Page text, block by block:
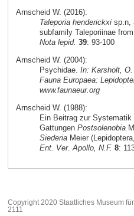
Arnscheid W. (2016):
Taleporia henderickxisp.n,
subfamily Taleporiinae
Nota lepid. 39: 93-100
Arnscheid W. (2004):
Psychidae. In: Karsholt,
Fauna Europaea:
www.faunaeur.org
Arnscheid W. (1988):
Ein Beitrag zur Systematik
Gattungen Postsolenobia
SiederiaMeier
Ent. Ver. Apollo, N.F. 8:
Copyright 2020 Staatliches Museum
2111